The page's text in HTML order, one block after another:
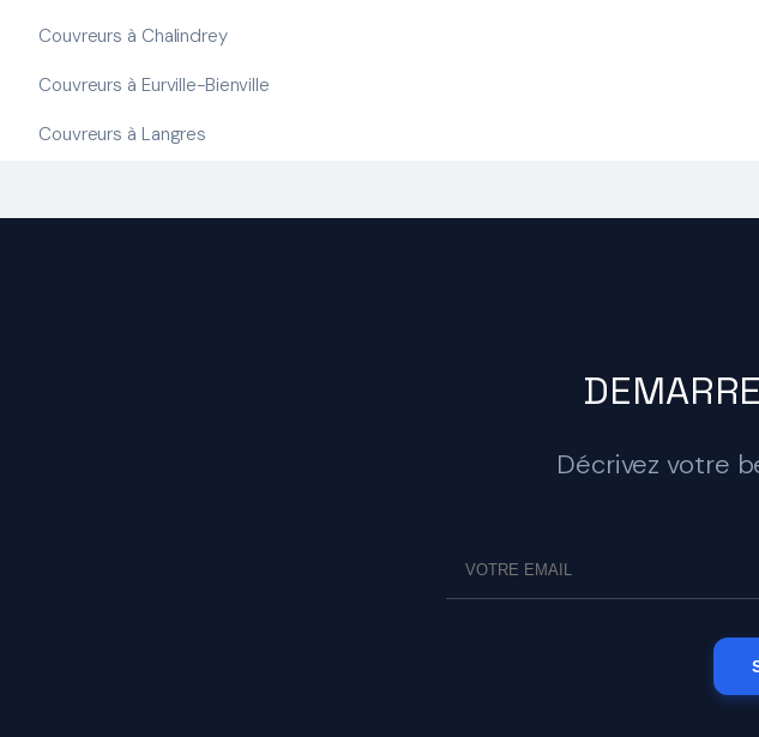
Couvreurs à Chalindrey
Couvreurs à Eurville-Bienville
Couvreurs à Langres
Décrivez votre